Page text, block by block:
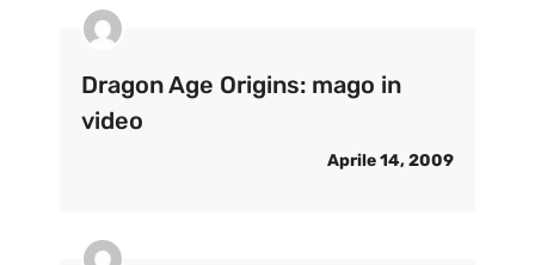
Dragon Age Origins: mago in
video
Aprile 14, 2009